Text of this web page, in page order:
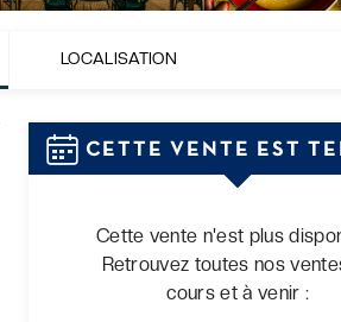
LOCALISATION
CETTE VENTE EST
Cette vente n'est plus
Retrouvez toutes nos
cours et à venir :